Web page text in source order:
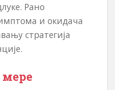
Рано
и окидача
стратегија